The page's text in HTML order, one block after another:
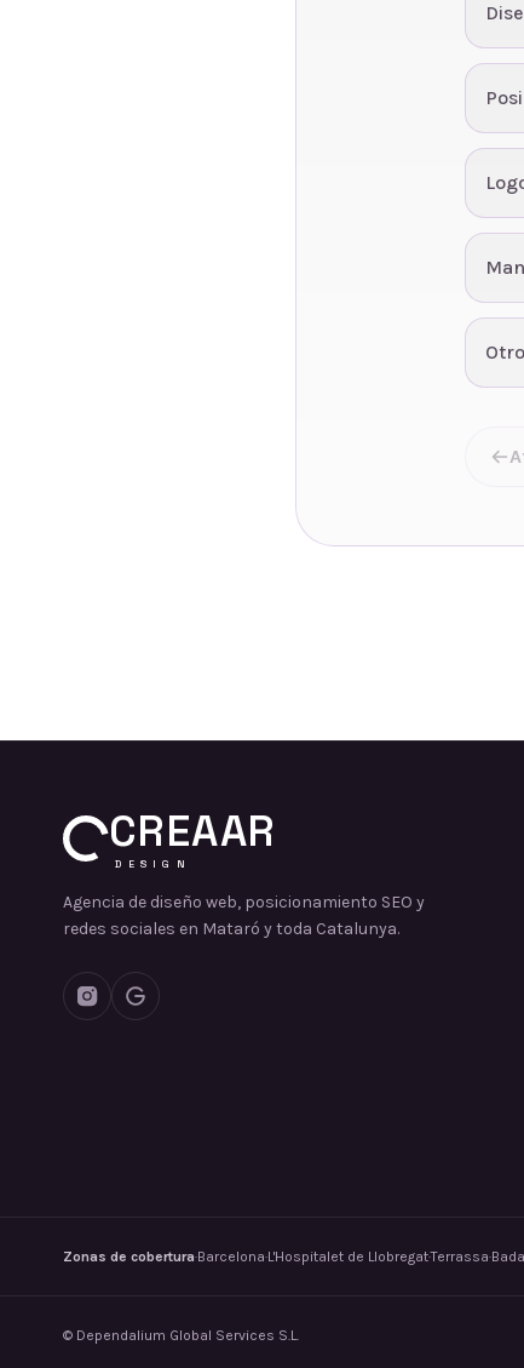
CREAAR
DESIGN
Agencia de diseño web, posicionamiento SEO y
redes sociales en Mataró y toda Catalunya.
Zonas de cobertura·Barcelona·L'Hospitalet de Llobregat·Terrassa·
© Dependalium Global Services S.L.